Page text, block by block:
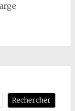
Rechercher